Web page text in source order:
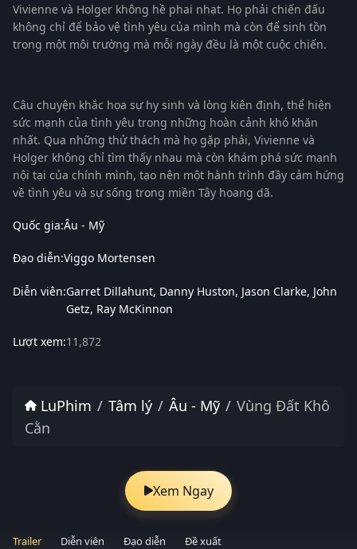
Vivienne và Holger không hề phai nhạt. Họ phải chiến đấu
không chỉ để bảo vệ tình yêu của mình mà còn để sinh tồn
trong một môi trường mà mỗi ngày đều là một cuộc chiến.
Câu chuyện khắc họa sự hy sinh và lòng kiên định, thể hiện
sức mạnh của tình yêu trong những hoàn cảnh khó khăn
nhất. Qua những thử thách mà họ gặp phải, Vivienne và
Holger không chỉ tìm thấy nhau mà còn khám phá sức mạnh
nội tại của chính mình, tạo nên một hành trình đầy cảm hứng
về tình yêu và sự sống trong miền Tây hoang dã.
Quốc gia:Âu - Mỹ
Đạo diễn:Viggo Mortensen
Diễn viên:Garret Dillahunt Danny Huston Jason Clarke John
Getz Ray McKinnon
Lượt xem:11,872
LuPhim Tâm lý Âu - Mỹ
Vùng Đất Khô
Cằn
Xem Ngay
Trailer Diễn viên Đạo diễn Đề xuất